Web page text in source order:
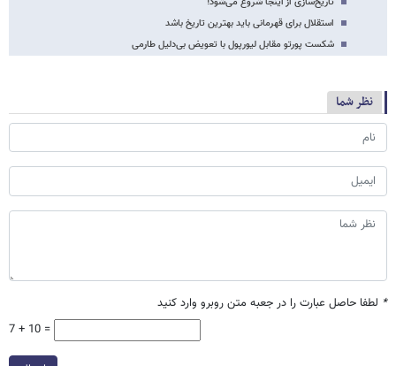
استقلال برای قهرمانی باید بهترین تاریخ باشد
شکست پورتو مقابل لیورپول با تعویض بی‌دلیل طارمی
نظر شما
* لطفا حاصل عبارت را در جعبه متن روبرو وارد کنید
7 + 10 =